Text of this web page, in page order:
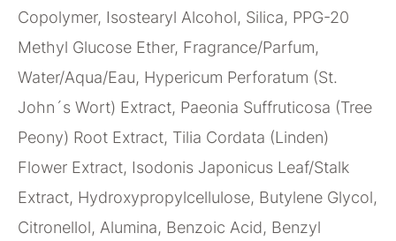
Copolymer, Isostearyl Alcohol, Silica, PPG-20
Methyl Glucose Ether, Fragrance/Parfum,
Water/Aqua/Eau, Hypericum Perforatum (St.
John´s Wort) Extract, Paeonia Suffruticosa (Tree
Peony) Root Extract, Tilia Cordata (Linden)
Flower Extract, Isodonis Japonicus Leaf/Stalk
Extract, Hydroxypropylcellulose, Butylene Glycol,
Citronellol, Alumina, Benzoic Acid, Benzyl